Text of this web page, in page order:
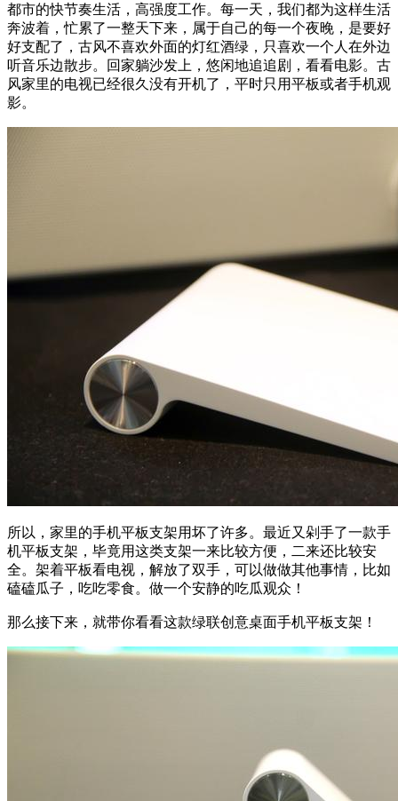
都市的快节奏生活，高强度工作。每一天，我们都为这样生活
奔波着，忙累了一整天下来，属于自己的每一个夜晚，是要好
好支配了，古风不喜欢外面的灯红酒绿，只喜欢一个人在外边
听音乐边散步。回家躺沙发上，悠闲地追追剧，看看电影。古
风家里的电视已经很久没有开机了，平时只用平板或者手机观
影。
所以，家里的手机平板支架用坏了许多。最近又剁手了一款手
机平板支架，毕竟用这类支架一来比较方便，二来还比较安
全。架着平板看电视，解放了双手，可以做做其他事情，比如
磕磕瓜子，吃吃零食。做一个安静的吃瓜观众！
那么接下来，就带你看看这款绿联创意桌面手机平板支架！